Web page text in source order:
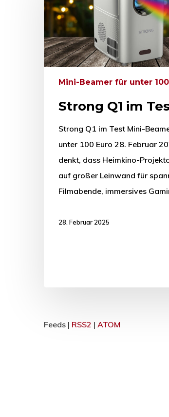
Mini-Beamer für unter
Strong Q1 im
Strong Q1 im Test Mini-
unter 100 Euro 28. Februar
denkt, dass Heimkino-
auf großer Leinwand für
Filmabende, immersives
28. Februar 2025
Feeds | RSS2 | ATOM